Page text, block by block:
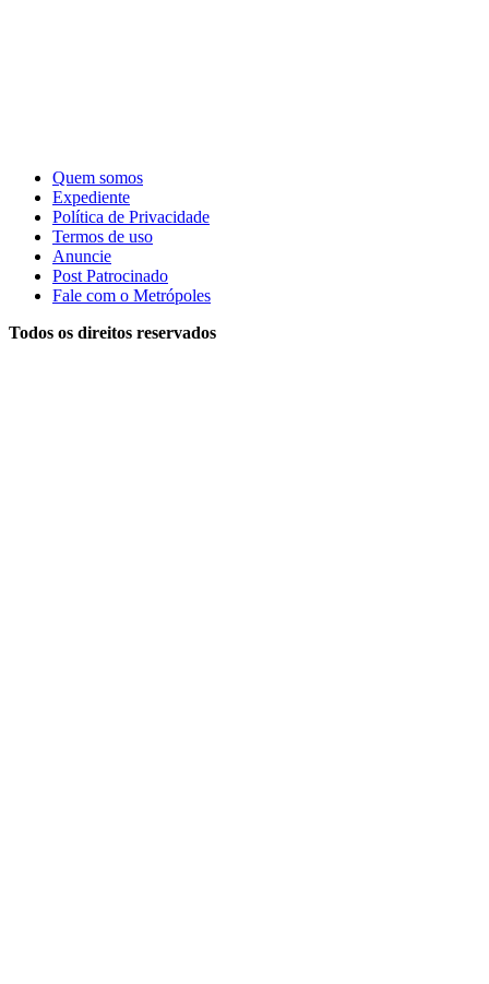
Quem somos
Expediente
Política de Privacidade
Termos de uso
Anuncie
Post Patrocinado
Fale com o Metrópoles
Todos os direitos reservados